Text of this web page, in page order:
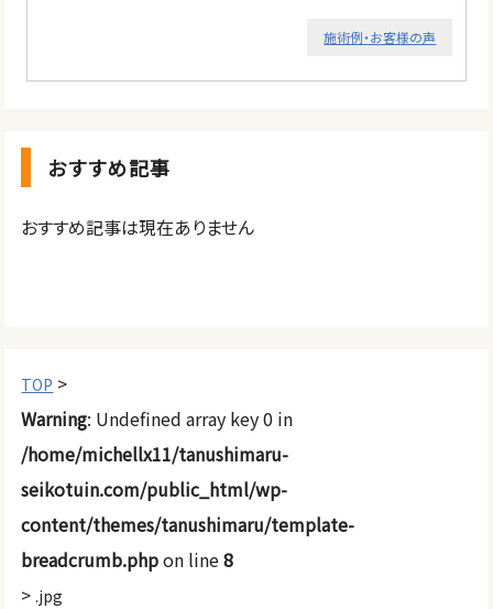
施術例・お客様の声
おすすめ記事
おすすめ記事は現在ありません
TOP >
Warning: Undefined array key 0 in
/home/michellx11/tanushimaru-
seikotuin.com/public_html/wp-
content/themes/tanushimaru/template-
breadcrumb.phpon line8
> .jpg